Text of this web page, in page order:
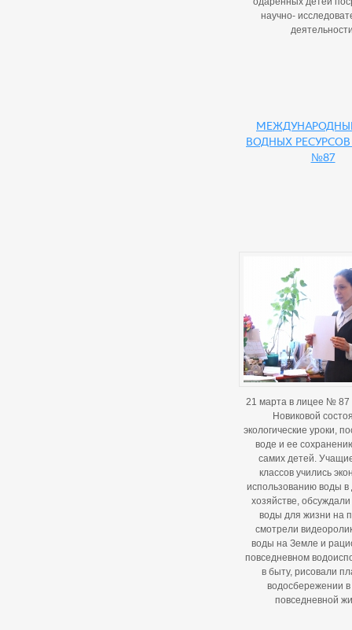
научно-
водных
№87
21 марта в лицее №
Новиковой
экологические уроки,
воде и ее
самих детей.
классов учились
использованию воды
хозяйстве,
воды для жизни на
смотрели
воды на Земле и
повседневном
в быту, рисовали
водосбережении в
повседневной